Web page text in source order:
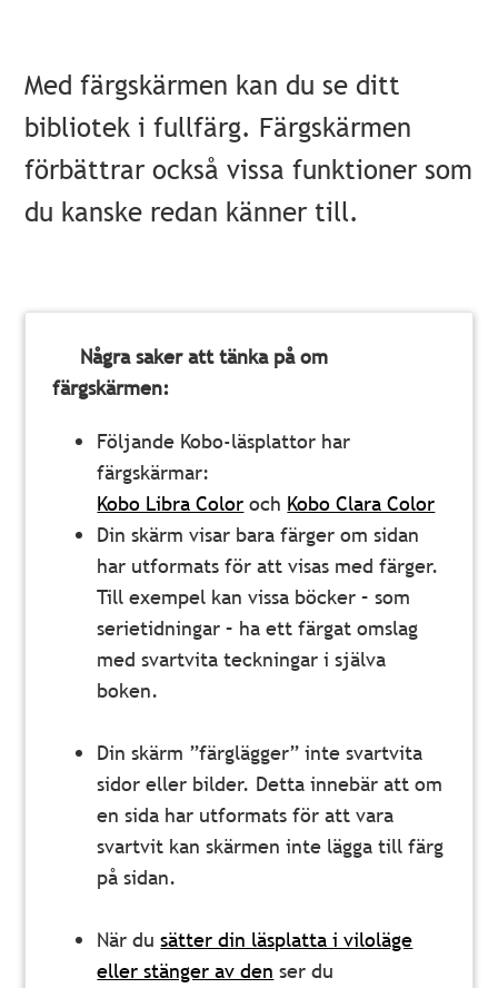
Med färgskärmen kan du se ditt
bibliotek i fullfärg. Färgskärmen
förbättrar också vissa funktioner som
du kanske redan känner till.
Några saker att tänka på om
färgskärmen:
Följande Kobo-läsplattor har
färgskärmar:
Kobo Libra Color och Kobo Clara Color
Din skärm visar bara färger om sidan
har utformats för att visas med färger.
Till exempel kan vissa böcker– som
serietidningar– ha ett färgat omslag
med svartvita teckningar i själva
boken.
Din skärm ”färglägger” inte svartvita
sidor eller bilder. Detta innebär att om
en sida har utformats för att vara
svartvit kan skärmen inte lägga till färg
på sidan.
När dusätter din läsplatta i viloläge
eller stänger av den ser du